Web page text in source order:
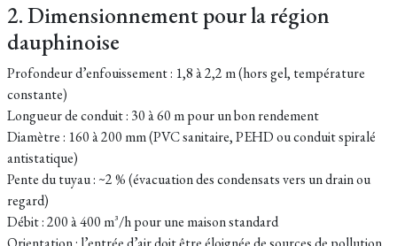
2. Dimensionnement pour la région
dauphinoise
Profondeur d’enfouissement : 1,8 à 2,2 m (hors gel, température
constante)
Longueur de conduit : 30 à 60 m pour un bon rendement
Diamètre : 160 à 200 mm (PVC sanitaire, PEHD ou conduit spiralé
antistatique)
Pente du tuyau : ~2 % (évacuation des condensats vers un drain ou
regard)
Débit : 200 à 400 m³/h pour une maison standard